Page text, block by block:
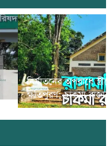
নির্যাতনের অপরাধে
ক্ষতিপুরণ; চাকমা